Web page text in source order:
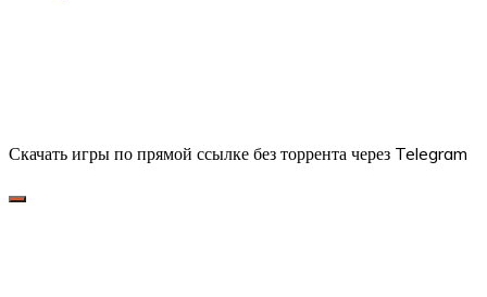
Скачать игры по прямой ссылке без торрента через Telegram